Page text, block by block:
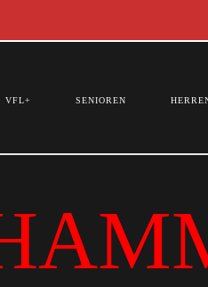
VFL+ SENIOREN